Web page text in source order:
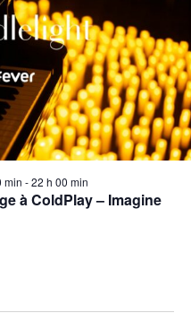
min -22 h 00 min
à ColdPlay – Imagine